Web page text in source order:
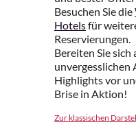
Besuchen Sie die
Hotelsfür
Reservierungen.
Bereiten Sie sich
unvergesslichen
Highlights vor
Brise in Aktion!
Zur klassischen